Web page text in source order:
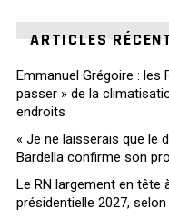
ARTICLES
Emmanuel Grégoire : les
passer » de la
endroits
« Je ne laisserais que le
Bardella confirme son
Le RN largement en tête
présidentielle 2027,